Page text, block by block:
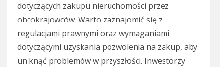
dotyczących zakupu nieruchomości przez
obcokrajowców. Warto zaznajomić się z
regulacjami prawnymi oraz wymaganiami
dotyczącymi uzyskania pozwolenia na zakup, aby
uniknąć problemów w przyszłości. Inwestorzy